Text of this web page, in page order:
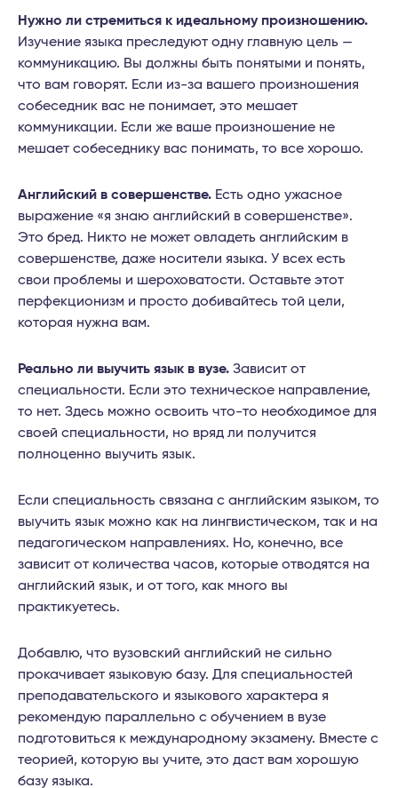
Нужно ли стремиться к идеальному произношению.
Изучение языка преследуют одну главную цель —
коммуникацию. Вы должны быть понятыми и понять,
что вам говорят. Если из-за вашего произношения
собеседник вас не понимает, это мешает
коммуникации. Если же ваше произношение не
мешает собеседнику вас понимать, то все хорошо.
Английский в совершенстве. Есть одно ужасное
выражение «я знаю английский в совершенстве».
Это бред. Никто не может овладеть английским в
совершенстве, даже носители языка. У всех есть
свои проблемы и шероховатости. Оставьте этот
перфекционизм и просто добивайтесь той цели,
которая нужна вам.
Реально ли выучить язык в вузе. Зависит от
специальности. Если это техническое направление,
то нет. Здесь можно освоить что-то необходимое для
своей специальности, но вряд ли получится
полноценно выучить язык.
Если специальность связана с английским языком, то
выучить язык можно как на лингвистическом, так и на
педагогическом направлениях. Но, конечно, все
зависит от количества часов, которые отводятся на
английский язык, и от того, как много вы
практикуетесь.
Добавлю, что вузовский английский не сильно
прокачивает языковую базу. Для специальностей
преподавательского и языкового характера я
рекомендую параллельно с обучением в вузе
подготовиться к международному экзамену. Вместе с
теорией, которую вы учите, это даст вам хорошую
базу языка.